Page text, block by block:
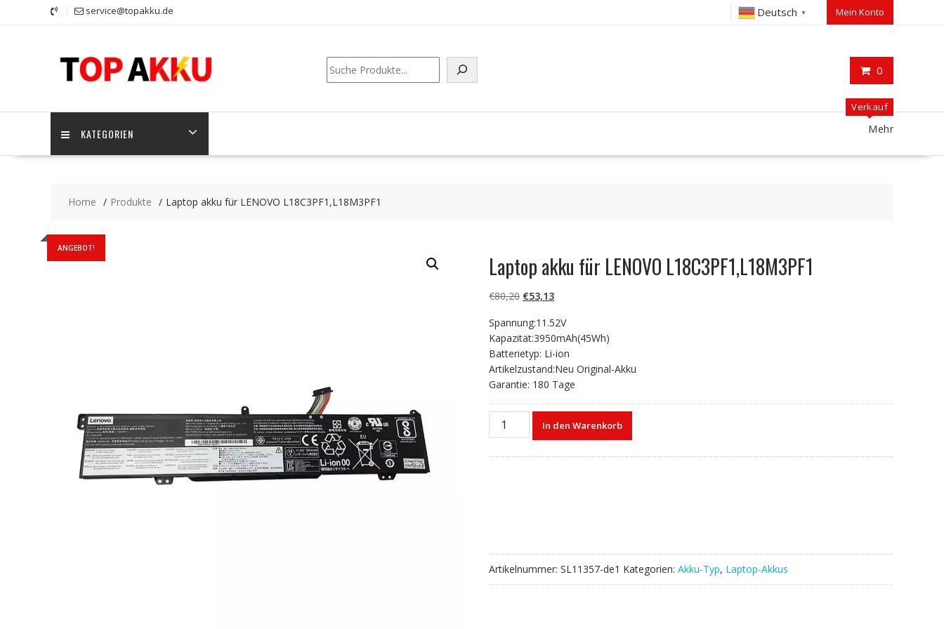
service@topakku.de Deutsch ▼ Mein Konto
0
Suchen
KATEGORIEN
Verkauf
Mehr
Home Produkte Laptop akku für LENOVO L18C3PF1,L18M3PF1
ANGEBOT!
Laptop akku für LENOVO L18C3PF1,L18M3PF1
€80,20 Ursprünglicher
war:
€80,20
€53,13Aktueller
ist:
€53,13.
Spannung:11.52V
Kapazität:3950mAh(45Wh)
Batterietyp: Li-ion
Artikelzustand:Neu Original-Akku
Garantie: 180 Tage
Laptop
akku
In den Warenkorb
Artikelnummer: SL11357-de1 Kategorien: Akku-Typ, Laptop-Akkus